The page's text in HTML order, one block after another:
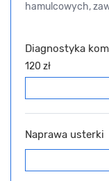
hamulcowych,
Diagnostyka
120 zł
Naprawa usterki